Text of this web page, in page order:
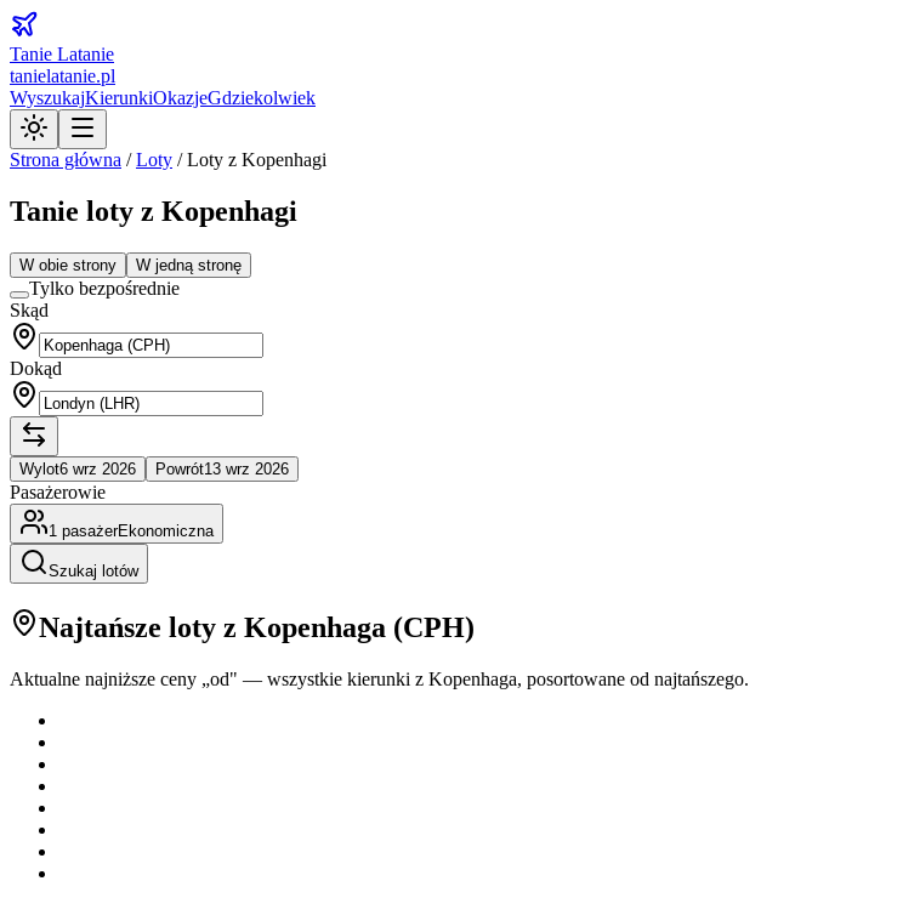
Tanie Latanie
tanielatanie.pl
WyszukajKierunkiOkazjeGdziekolwiek
Strona główna /Loty /Loty z Kopenhagi
Tanie loty z Kopenhagi
W obie strony W jedną stronę
Tylko bezpośrednie
Skąd
Dokąd
Wylot6 wrz 2026 Powrót13 wrz 2026
Pasażerowie
1 pasażerEkonomiczna
Szukaj lotów
Najtańsze loty z Kopenhaga (CPH)
Aktualne najniższe ceny „od" — wszystkie kierunki z Kopenhaga, posortowane od najtańszego.